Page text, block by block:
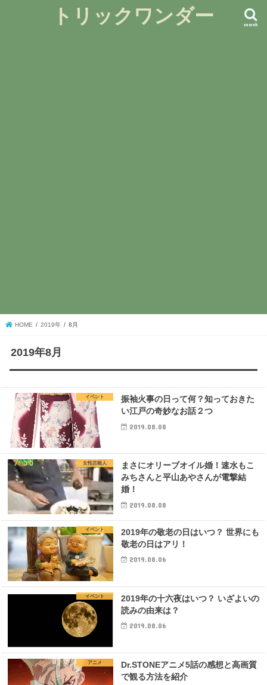
トリックワンダー search
HOME 2019年 8月
2019年8月
イベント
振袖火事の日って何？知っておきた
い江戸の奇妙なお話２つ
2019.08.08
女性芸能人
まさにオリーブオイル婚！速水もこ
みちさんと平山あやさんが電撃結
婚！
2019.08.08
イベント
2019年の敬老の日はいつ？ 世界にも
敬老の日はアリ！
2019.08.06
イベント
2019年の十六夜はいつ？ いざよいの
読みの由来は？
2019.08.06
アニメ
Dr.STONEアニメ5話の感想と高画質
で観る方法を紹介